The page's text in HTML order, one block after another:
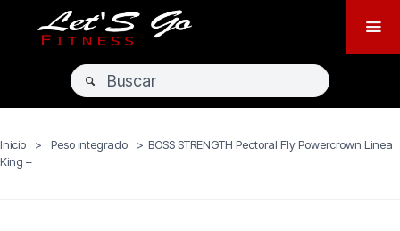
Inicio > Peso integrado > BOSS STRENGTH Pectoral Fly Powercrown Linea
King –